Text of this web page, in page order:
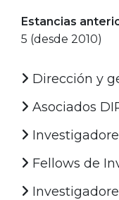
Estancias
5 (desde 2010)
Dirección y
Asociados
Fellows de